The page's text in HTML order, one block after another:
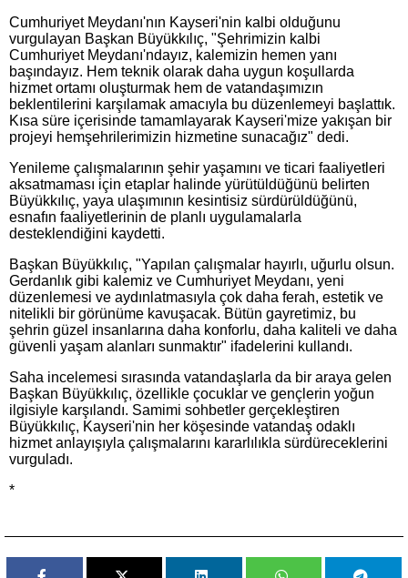
Cumhuriyet Meydanı'nın Kayseri'nin kalbi olduğunu
vurgulayan Başkan Büyükkılıç, "Şehrimizin kalbi
Cumhuriyet Meydanı'ndayız, kalemizin hemen yanı
başındayız. Hem teknik olarak daha uygun koşullarda
hizmet ortamı oluşturmak hem de vatandaşımızın
beklentilerini karşılamak amacıyla bu düzenlemeyi başlattık.
Kısa süre içerisinde tamamlayarak Kayseri'mize yakışan bir
projeyi hemşehrilerimizin hizmetine sunacağız" dedi.
Yenileme çalışmalarının şehir yaşamını ve ticari faaliyetleri
aksatmaması için etaplar halinde yürütüldüğünü belirten
Büyükkılıç, yaya ulaşımının kesintisiz sürdürüldüğünü,
esnafın faaliyetlerinin de planlı uygulamalarla
desteklendiğini kaydetti.
Başkan Büyükkılıç, "Yapılan çalışmalar hayırlı, uğurlu olsun.
Gerdanlık gibi kalemiz ve Cumhuriyet Meydanı, yeni
düzenlemesi ve aydınlatmasıyla çok daha ferah, estetik ve
nitelikli bir görünüme kavuşacak. Bütün gayretimiz, bu
şehrin güzel insanlarına daha konforlu, daha kaliteli ve daha
güvenli yaşam alanları sunmaktır" ifadelerini kullandı.
Saha incelemesi sırasında vatandaşlarla da bir araya gelen
Başkan Büyükkılıç, özellikle çocuklar ve gençlerin yoğun
ilgisiyle karşılandı. Samimi sohbetler gerçekleştiren
Büyükkılıç, Kayseri'nin her köşesinde vatandaş odaklı
hizmet anlayışıyla çalışmalarını kararlılıkla sürdüreceklerini
vurguladı.
*